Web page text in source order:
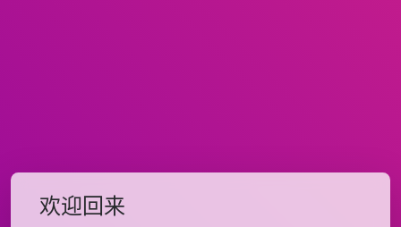
欢迎回来